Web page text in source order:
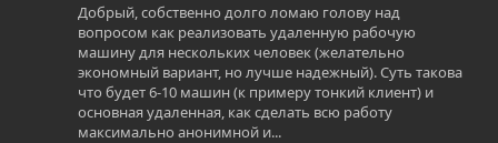
Добрый, собственно долго ломаю голову над
вопросом как реализовать удаленную рабочую
машину для нескольких человек (желательно
экономный вариант, но лучше надежный). Суть такова
что будет 6-10 машин (к примеру тонкий клиент) и
основная удаленная, как сделать всю работу
максимально анонимной и...